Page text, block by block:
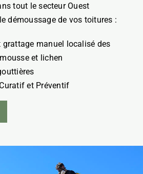
tout le secteur Ouest
démoussage de vos toitures :
grattage manuel localisé des
et lichen
et Préventif